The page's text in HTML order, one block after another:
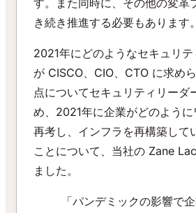
す。また同時に、その他の変革
き続き推進する必要もあります。
2021年にどのようなセキュリ
が CISCO、CIO、CTO に求め
点についてセキュリティリーダ
め、2021年に企業がどのよう
再考し、インフラを再構築して
ことについて、当社の Zane
ました。
「パンデミックの影響で